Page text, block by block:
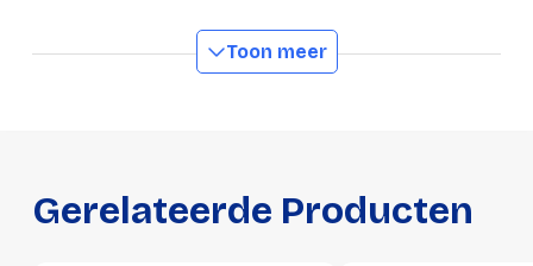
Productformaat
Gewicht
364 g
Toon meer
Gerelateerde Producten